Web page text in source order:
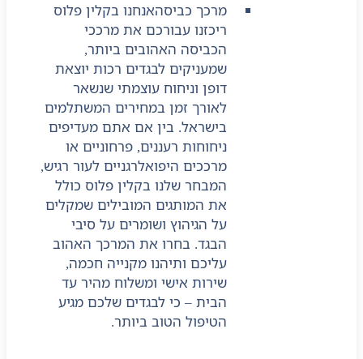
מרכך כביסהאנחנו בקלין פלוס
ריכזנו עבורכם את מרככי
הכביסה האהובים ביותר,
שמעניקים לבגדים רכות יוצאת
דופן וניחוח עוצמתי שנשאר
לאורך זמן במחירים המשתלמים
בישראל. בין אם אתם מעדיפים
ניחוחות רעננים, פרחוניים או
מרככים היפואלרגניים לעור רגיש,
המבחר שלנו בקלין פלוס כולל
את המותגים המובילים שמקלים
על הגיהוץ ושומרים על סיבי
הבגד. בחרו את המרכך האהוב
עליכם ותיהנו מקנייה חכמה,
שירות אישי ומשלוח מהיר עד
הבית – כי לבגדים שלכם מגיע
הטיפול הטוב ביותר.